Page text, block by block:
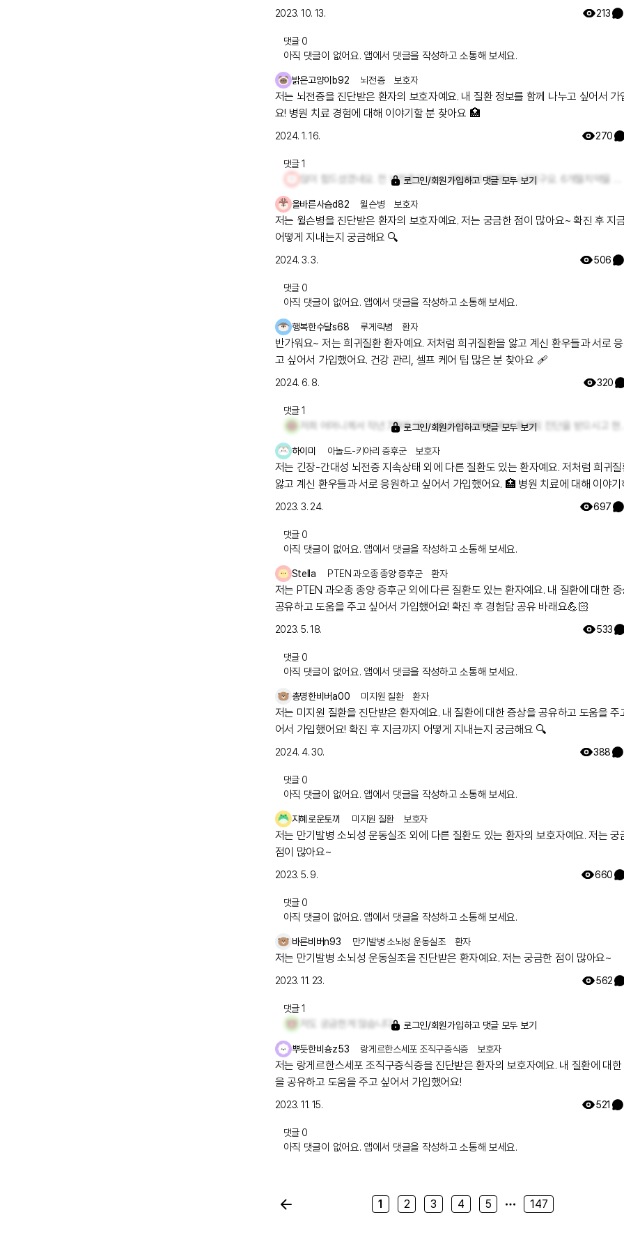
2023. 10. 13. 213
댓글 0
아직 댓글이 없어요. 앱에서 댓글을 작성하고 소통해 보세요.
밝은고양이b92 뇌전증 보호자
저는 뇌전증을 진단받은 환자의 보호자예요. 내 질환 정보를 함께 나누고 싶어서 가
요! 병원 치료 경험에 대해 이야기할 분 찾아요 🏥
2024. 1. 16. 270
댓글1
로그인/회원가입하고 댓글 모두 보기
올바른사슴d82 윌슨병 보호자
저는 윌슨병을 진단받은 환자의 보호자예요. 저는 궁금한 점이 많아요~ 확진 후 지금까지
어떻게 지내는지 궁금해요 🔍
2024. 3. 3. 506
댓글 0
아직 댓글이 없어요. 앱에서 댓글을 작성하고 소통해 보세요.
행복한수달s68 루게릭병 환자
반가워요~ 저는 희귀질환 환자예요. 저처럼 희귀질환을 앓고 계신 환우들과 서로
고 싶어서 가입했어요. 건강 관리, 셀프 케어 팁 많은 분 찾아요 🩹
2024. 6. 8. 320
댓글1
로그인/회원가입하고 댓글 모두 보기
하이미 아놀드-키아리 증후군 보호자
저는 긴장-간대성 뇌전증 지속상태 외에 다른 질환도 있는 환자예요. 저처럼 희귀
앓고 계신 환우들과 서로 응원하고 싶어서 가입했어요. 🏥 병원 치료에 대해 이야기
분~!
2023. 3. 24. 697
댓글 0
아직 댓글이 없어요. 앱에서 댓글을 작성하고 소통해 보세요.
Stella PTEN 과오종 종양 증후군 환자
저는 PTEN 과오종 종양 증후군 외에 다른 질환도 있는 환자예요. 내 질환에 대한
공유하고 도움을 주고 싶어서 가입했어요! 확진 후 경험담 공유 바래요💪🏻
2023. 5. 18. 533
댓글 0
아직 댓글이 없어요. 앱에서 댓글을 작성하고 소통해 보세요.
총명한비버a00 미지원 질환 환자
저는 미지원 질환을 진단받은 환자예요. 내 질환에 대한 증상을 공유하고 도움을 주
어서 가입했어요! 확진 후 지금까지 어떻게 지내는지 궁금해요 🔍
2024. 4. 30. 388
댓글 0
아직 댓글이 없어요. 앱에서 댓글을 작성하고 소통해 보세요.
지혜로운토끼 미지원 질환 보호자
저는 만기발병 소뇌성 운동실조 외에 다른 질환도 있는 환자의 보호자예요. 저는 궁
점이 많아요~
2023. 5. 9. 660
댓글 0
아직 댓글이 없어요. 앱에서 댓글을 작성하고 소통해 보세요.
바른비버n93 만기발병 소뇌성 운동실조 환자
저는 만기발병 소뇌성 운동실조을 진단받은 환자예요. 저는 궁금한 점이 많아요~
2023. 11. 23. 562
댓글1
저도 궁금한게 많습니다~ 로그인/회원가입하고 댓글 모두 보기
뿌듯한비숑z53 랑게르한스세포 조직구증식증 보호자
저는 랑게르한스세포 조직구증식증을 진단받은 환자의 보호자예요. 내 질환에 대한
을 공유하고 도움을 주고 싶어서 가입했어요!
2023. 11. 15. 521
댓글 0
아직 댓글이 없어요. 앱에서 댓글을 작성하고 소통해 보세요.
1 2 3 4 5 147